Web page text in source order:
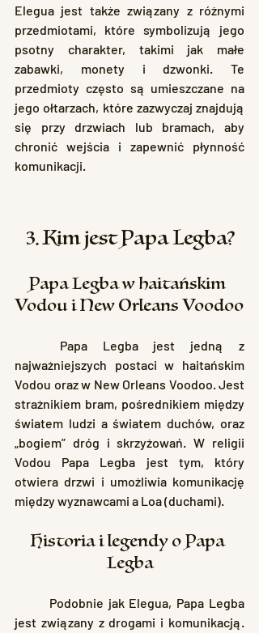
Elegua jest także związany z różnymi
przedmiotami, które symbolizują jego
psotny charakter, takimi jak małe
zabawki, monety i dzwonki. Te
przedmioty często są umieszczane na
jego ołtarzach, które zazwyczaj znajdują
się przy drzwiach lub bramach, aby
chronić wejścia i zapewnić płynność
komunikacji.
3. Kim jest Papa Legba?
Papa Legba w haitańskim
Vodou i New Orleans Voodoo
najważniejszych postaci w haitańskim
Vodou oraz w New Orleans Voodoo. Jest
strażnikiem bram, pośrednikiem między
światem ludzi a światem duchów, oraz
„bogiem” dróg i skrzyżowań. W religii
Vodou Papa Legba jest tym, który
otwiera drzwi i umożliwia komunikację
między wyznawcami a Loa (duchami).
Historia i legendy o Papa
Legba
jest związany z drogami i komunikacją.